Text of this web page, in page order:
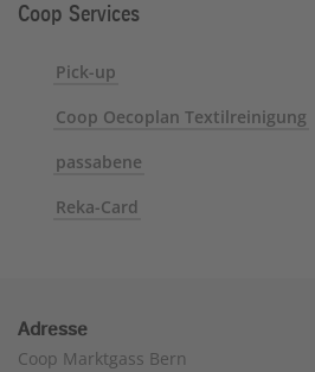
Coop Services
Pick-up
Coop Oecoplan Textilreinigung
passabene
Reka-Card
Adresse
Coop Marktgass Bern